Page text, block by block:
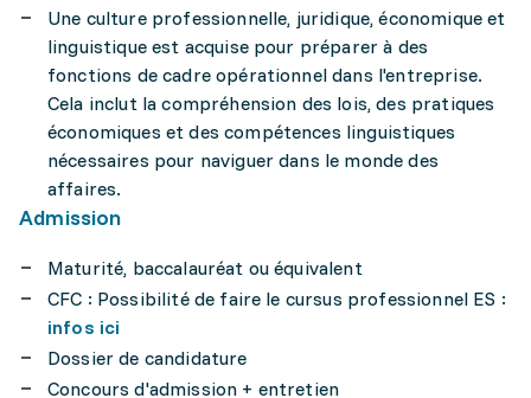
Une culture professionnelle, juridique, économique et
linguistique est acquise pour préparer à des
fonctions de cadre opérationnel dans l'entreprise.
Cela inclut la compréhension des lois, des pratiques
économiques et des compétences linguistiques
nécessaires pour naviguer dans le monde des
affaires.
Admission
Maturité, baccalauréat ou équivalent
CFC : Possibilité de faire le cursus professionnel ES :
infos ici
Dossier de candidature
Concours d'admission + entretien